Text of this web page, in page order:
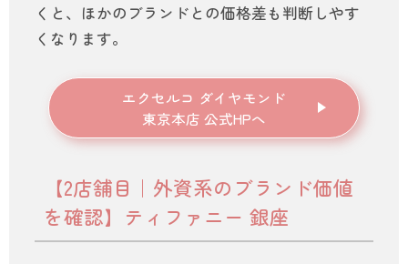
くと、ほかのブランドとの価格差も判断しやす
くなります。
エクセルコ ダイヤモンド
東京本店 公式HPへ
【2店舗目｜外資系のブランド価値
を確認】ティファニー 銀座